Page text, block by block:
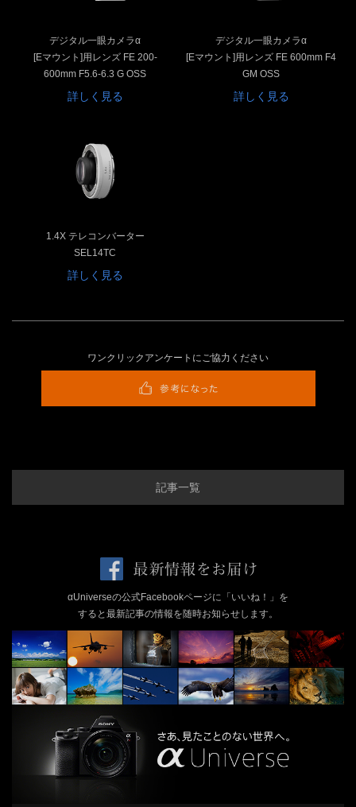
デジタル一眼カメラα
[Eマウント]用レンズ FE 200-
600mm F5.6-6.3 G OSS
詳しく見る
デジタル一眼カメラα
[Eマウント]用レンズ FE 600mm F4
GM OSS
詳しく見る
1.4X テレコンバーター
SEL14TC
詳しく見る
ワンクリックアンケートにご協力ください
記事一覧
αUniverseの公式Facebookページに「いいね！」を
すると最新記事の情報を随時お知らせします。